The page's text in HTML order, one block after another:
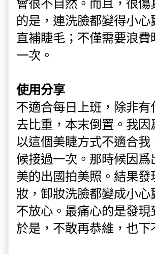
的是，連洗臉都變得小
直補睫毛；不僅需要浪
一次。
使用分享
不適合每日上班，除非
去比重，本末倒置。我
以這個美睫方式不適合
候接過一次。那時候因
美的出國拍美照。結果
妝，卸妝洗臉都變成小
不放心。最痛心的是發
於是，不敢再恭維，也下